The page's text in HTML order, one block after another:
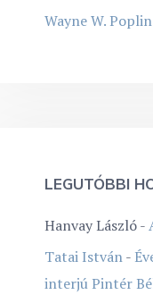
Wayne W. Poplin
LEGUTÓBBI
Hanvay László-
Tatai István-
interjú Pintér